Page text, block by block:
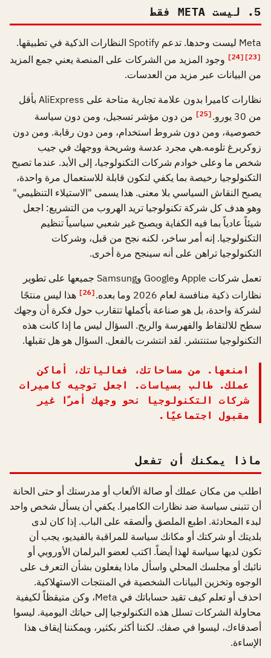
5. ليست META فقط
Meta ليست وحدها. تدعم Spotify النظارات الذكية في تطبيقها.
[23]
[24]
وجود المزيد من الشركات على المنصة يعني جمع المزيد
من البيانات عبر مزيد من العدسات.
نظارات كاميرا بدون علامة تجارية متاحة على AliExpress بأقل
من 30 يورو.
[25]
من دون مؤشر تسجيل، ومن دون سياسة
خصوصية، ومن دون شروط استخدام، ومن دون رقابة. ومن دون
زوكربرغ تلومه.هي مجرد عدسة وشريحة ووجهك في جيب
شخص ما وعلى خوادم شركات التكنولوجيا، إلى الأبد. عندما تصبح
التكنولوجيا رخيصة بما يكفي لتكون قابلة للاستعمال مرة واحدة،
يصبح النقاش السياسي بلا معنى. هذا يسمى "الاستيلاء التنظيمي"
وهو هدف كل شركة تكنولوجيا تريد الهروب من التشريع: اجعل
شيئاً عادياً بما فيه الكفاية ويصبح غير شعبي سياسياً تنظيم
التكنولوجيا. إنه أمر ساخر، لكنه نجح من قبل، وشركات
التكنولوجيا تراهن على أنه سينجح مرة أخرى.
تعمل شركات Apple وGoogle وSamsung جميعها على تطوير
نظارات ذكية منافسة لعام 2026 وما بعده.
[26]
هذا ليس منتجًا
لشركة واحدة، بل هو صناعة بأكملها تتقارب حول فكرة أن وجهك
سطح للالتقاط والفهرسة والربح. السؤال ليس ما إذا كانت هذه
التكنولوجيا ستنتشر. لقد انتشرت بالفعل. السؤال هو هل تقبلها.
امنعها. من مساحاتك، فعالياتك، أماكن
عملك. طالب بسياسات. اجعل توجيه كاميرات
شركات التكنولوجيا نحو وجهك أمرًا غير
مقبول اجتماعيًا.
ماذا يمكنك أن تفعل
اطلب من مكان عملك أو صالة الألعاب أو مدرستك أو حتى الحانة
أن تتبنى سياسة ضد نظارات الكاميرا. يكفي أن يسأل شخص واحد
لبدء المحادثة. اطبع الملصق وألصقه على الباب. إذا كان لدى
بلديتك أو شركتك أو مكانك سياسة للمراقبة بالفيديو، يجب أن
تكون لديها سياسة لهذا أيضاً. اكتب لعضو البرلمان الأوروبي أو
نائبك أو مجلسك المحلي واسأل ماذا يفعلون بشأن التعرف على
الوجوه وتخزين البيانات الشخصية في المنتجات الاستهلاكية.
احذف أو تعلم كيف تقيد حساباتك في Meta، وكن متيقظاً لكيفية
محاولة الشركات تسلل هذه التكنولوجيا إلى حياتك اليومية. ليسوا
أصدقاءك، ليسوا في صفك. لكننا أكثر بكثير، ويمكننا إيقاف هذا
الإساءة.